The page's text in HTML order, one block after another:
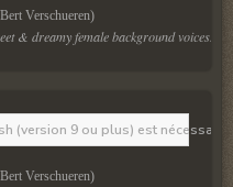
Verschueren)
& dreamy female background voices.
(version 9 ou plus) est
Verschueren)